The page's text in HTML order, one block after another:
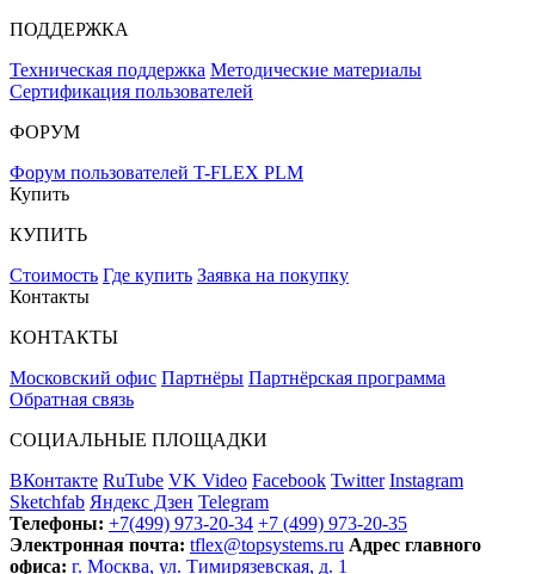
ПОДДЕРЖКА
Техническая поддержка Методические материалы
Сертификация пользователей
ФОРУМ
Форум пользователей T-FLEX PLM
Купить
КУПИТЬ
Стоимость Где купить Заявка на покупку
Контакты
КОНТАКТЫ
Московский офис Партнёры Партнёрская программа
Обратная связь
СОЦИАЛЬНЫЕ ПЛОЩАДКИ
ВКонтакте RuTube VK Video Facebook Twitter Instagram
Sketchfab Яндекс Дзен Telegram
Телефоны: +7(499) 973-20-34 +7 (499) 973-20-35
Электронная почта: tflex@topsystems.ru Адрес главного
офиса: г. Москва, ул. Тимирязевская, д. 1